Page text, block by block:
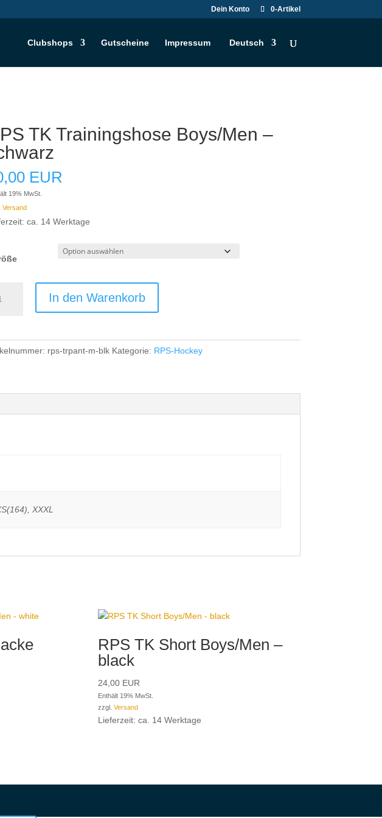
Dein Konto 0-Artikel
Clubshops Gutscheine Impressum Deutsch
TK Trainingshose Boys/Men –
EUR
19% MwSt.
Versand
ca. 14 Werktage
In den Warenkorb
rps-trpant-m-blk Kategorie: RPS-Hockey
XXXL
RPS TK Short Boys/Men –
black
24,00 EUR
Enthält 19% MwSt.
zzgl.Versand
Lieferzeit: ca. 14 Werktage